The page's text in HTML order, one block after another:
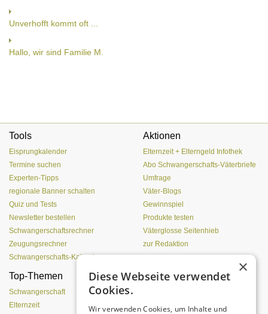
Unverhofft kommt oft ...
Hallo, wir sind Familie M.
Tools
Eisprungkalender
Termine suchen
Experten-Tipps
regionale Banner schalten
Quiz und Tests
Newsletter bestellen
Schwangerschaftsrechner
Zeugungsrechner
Schwangerschafts-Kalender
Aktionen
Elternzeit + Elterngeld Infothek
Abo Schwangerschafts-Väterbriefe
Umfrage
Väter-Blogs
Gewinnspiel
Produkte testen
Väterglosse Seitenhieb
zur Redaktion
Top-Themen
Schwangerschaft
Elternzeit
Einen Lehmofen
×
Diese Webseite verwendet
Cookies.
Wir verwenden Cookies, um Inhalte und